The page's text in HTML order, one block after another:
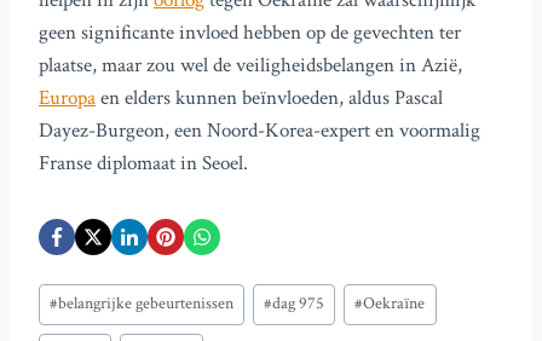
geen significante invloed hebben op de gevechten ter
plaatse, maar zou wel de veiligheidsbelangen in Azië,
Europaen elders kunnen beïnvloeden, aldus Pascal
Dayez-Burgeon, een Noord-Korea-expert en voormalig
Franse diplomaat in Seoel.
Bericht
tags:
#belangrijke gebeurtenissen #dag 975 #Oekraïne